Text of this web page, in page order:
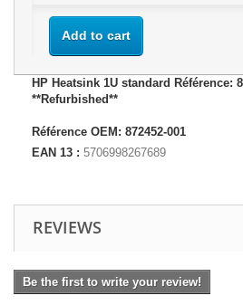
Add to cart
HP Heatsink 1U standard Référence:
**Refurbished**
Référence OEM: 872452-001
EAN 13 : 5706998267689
REVIEWS
Be the first to write your review!